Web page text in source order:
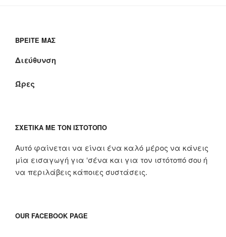
ΒΡΕΊΤΕ ΜΑΣ
Διεύθυνση
Ώρες
ΣΧΕΤΙΚΆ ΜΕ ΤΟΝ ΙΣΤΌΤΟΠΟ
Αυτό φαίνεται να είναι ένα καλό μέρος να κάνεις
μία εισαγωγή για ‘σένα και για τον ιστότοπό σου ή
να περιλάβεις κάποιες συστάσεις.
OUR FACEBOOK PAGE